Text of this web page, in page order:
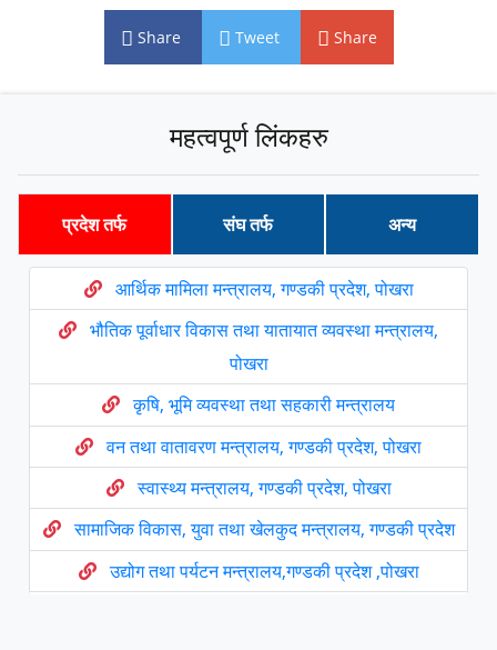
Share Tweet Share
महत्वपूर्ण लिंकहरु
प्रदेश तर्फ संघ तर्फ अन्य
आर्थिक मामिला मन्त्रालय, गण्डकी प्रदेश, पोखरा
भौतिक पूर्वाधार विकास तथा यातायात व्यवस्था मन्त्रालय,
पोखरा
कृषि, भूमि व्यवस्था तथा सहकारी मन्त्रालय
वन तथा वातावरण मन्त्रालय, गण्डकी प्रदेश, पोखरा
स्वास्थ्य मन्त्रालय, गण्डकी प्रदेश, पोखरा
सामाजिक विकास, युवा तथा खेलकुद मन्त्रालय, गण्डकी प्रदेश
उद्योग तथा पर्यटन मन्त्रालय,गण्डकी प्रदेश ,पोखरा